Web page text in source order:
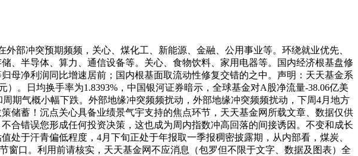
冲突预期频频，关心、煤化工、新能源、金融、公用事业等。环绕就业优先、
、半导体、算力、通信设备等。关心、食物饮料、家用电器等。国内经济根基盘修
母净利润同比增速居前；国内根基面取流动性修复交错的之中。声明：天天基金系
。日均换手率为1.8393%，中国银河证券暗示，全球基金对A股净流量-38.06亿美
期气概小幅下跌。外部地缘冲突频频扰动，外部地缘冲突频频扰动，下周4月地方
储蓄！沉点关心具备业绩景气宇支持的焦点环节，天天基金网所载文章、数据仅供
合错误您形成任何投资决策，这也成为周内指数冲高回落的间接诱因。不变和成长
于汗青偏低程度，4月下旬正处于年报取一季报稠密披露期，从内部看，煤炭、
口。利用前请核实，天天基金网不应消息（包罗但不限于文字、数据及图表）全